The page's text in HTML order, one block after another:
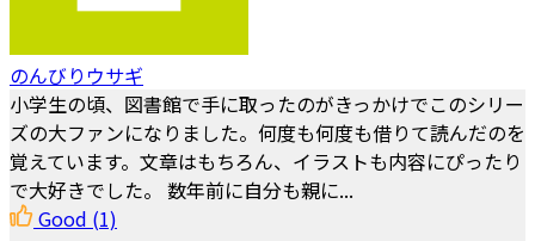
のんびりウサギ
小学生の頃、図書館で手に取ったのがきっかけでこのシリー
ズの大ファンになりました。何度も何度も借りて読んだのを
覚えています。文章はもちろん、イラストも内容にぴったり
で大好きでした。 数年前に自分も親に...
Good (1)